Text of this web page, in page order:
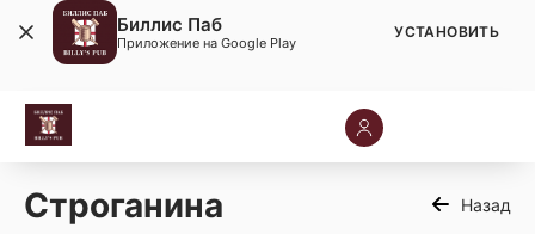
Строганина Назад
Биллис Паб
Приложение на Google Play
УСТАНОВИТЬ